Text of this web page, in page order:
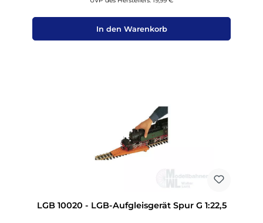
In den Warenkorb
LGB 10020 - LGB-Aufgleisgerät Spur G 1:22,5